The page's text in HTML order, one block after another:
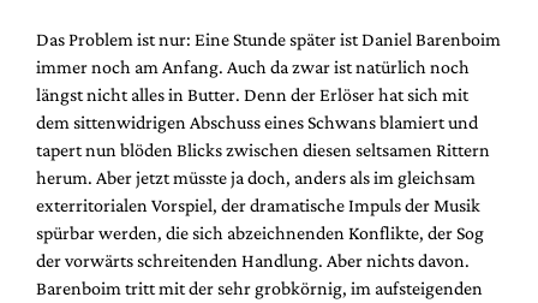
Das Problem ist nur: Eine Stunde später ist Daniel Barenboim
immer noch am Anfang. Auch da zwar ist natürlich noch
längst nicht alles in Butter. Denn der Erlöser hat sich mit
dem sittenwidrigen Abschuss eines Schwans blamiert und
tapert nun blöden Blicks zwischen diesen seltsamen Rittern
herum. Aber jetzt müsste ja doch, anders als im gleichsam
exterritorialen Vorspiel, der dramatische Impuls der Musik
spürbar werden, die sich abzeichnenden Konflikte, der Sog
der vorwärts schreitenden Handlung. Aber nichts davon.
Barenboim tritt mit der sehr grobkörnig, im aufsteigenden